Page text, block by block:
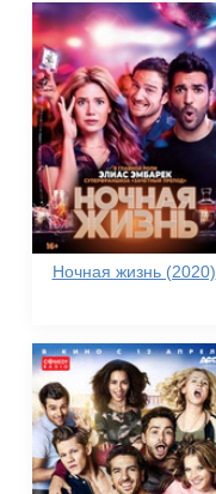
Ночная жизнь (2020)